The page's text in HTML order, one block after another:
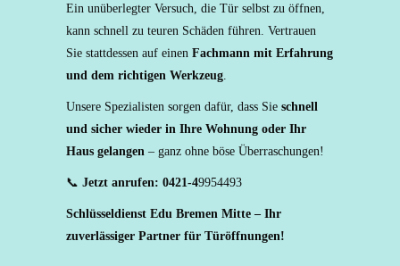
Ein unüberlegter Versuch, die Tür selbst zu öffnen,
kann schnell zu teuren Schäden führen. Vertrauen
Sie stattdessen auf einen Fachmann mit Erfahrung
und dem richtigen Werkzeug
Unsere Spezialisten sorgen dafür, dass Sie schnell
und sicher wieder in Ihre Wohnung oder Ihr
Haus gelangen – ganz ohne böse Überraschungen!
📞 Jetzt anrufen: 0421-49954493
Schlüsseldienst Edu Bremen Mitte – Ihr
zuverlässiger Partner für Türöffnungen!